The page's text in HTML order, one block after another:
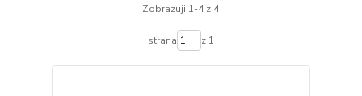
Zobrazuji 1-4 z 4
strana z 1